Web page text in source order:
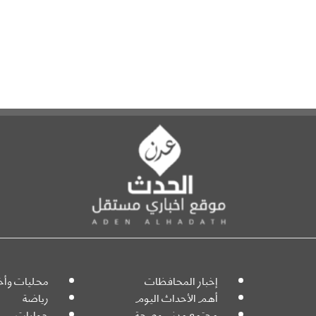
إخبار المحافظات محليات
أهم الأحداث اليوم رياضة